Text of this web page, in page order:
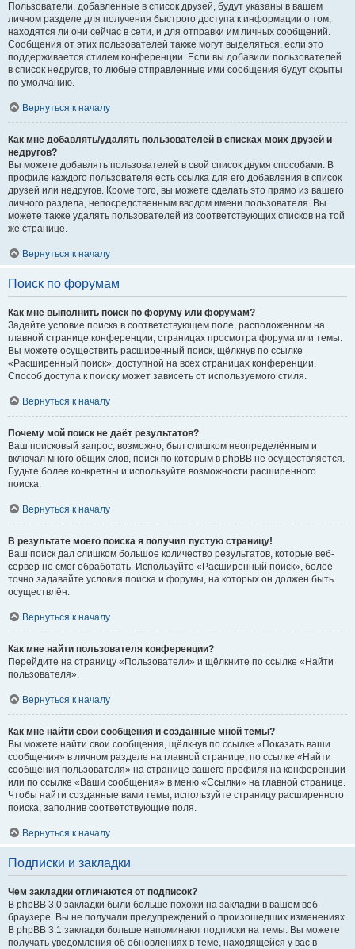
Пользователи, добавленные в список друзей, будут указаны в вашем
личном разделе для получения быстрого доступа к информации о том,
находятся ли они сейчас в сети, и для отправки им личных сообщений.
Сообщения от этих пользователей также могут выделяться, если это
поддерживается стилем конференции. Если вы добавили пользователей
в список недругов, то любые отправленные ими сообщения будут скрыты
по умолчанию.
Вернуться к началу
Как мне добавлять/удалять пользователей в списках моих друзей и
недругов?
Вы можете добавлять пользователей в свой список двумя способами. В
профиле каждого пользователя есть ссылка для его добавления в список
друзей или недругов. Кроме того, вы можете сделать это прямо из вашего
личного раздела, непосредственным вводом имени пользователя. Вы
можете также удалять пользователей из соответствующих списков на той
же странице.
Вернуться к началу
Поиск по форумам
Как мне выполнить поиск по форуму или форумам?
Задайте условие поиска в соответствующем поле, расположенном на
главной странице конференции, страницах просмотра форума или темы.
Вы можете осуществить расширенный поиск, щёлкнув по ссылке
«Расширенный поиск», доступной на всех страницах конференции.
Способ доступа к поиску может зависеть от используемого стиля.
Вернуться к началу
Почему мой поиск не даёт результатов?
Ваш поисковый запрос, возможно, был слишком неопределённым и
включал много общих слов, поиск по которым в phpBB не осуществляется.
Будьте более конкретны и используйте возможности расширенного
поиска.
Вернуться к началу
В результате моего поиска я получил пустую страницу!
Ваш поиск дал слишком большое количество результатов, которые веб-
сервер не смог обработать. Используйте «Расширенный поиск», более
точно задавайте условия поиска и форумы, на которых он должен быть
осуществлён.
Вернуться к началу
Как мне найти пользователя конференции?
Перейдите на страницу «Пользователи» и щёлкните по ссылке «Найти
пользователя».
Вернуться к началу
Как мне найти свои сообщения и созданные мной темы?
Вы можете найти свои сообщения, щёлкнув по ссылке «Показать ваши
сообщения» в личном разделе на главной странице, по ссылке «Найти
сообщения пользователя» на странице вашего профиля на конференции
или по ссылке «Ваши сообщения» в меню «Ссылки» на главной странице.
Чтобы найти созданные вами темы, используйте страницу расширенного
поиска, заполнив соответствующие поля.
Вернуться к началу
Подписки и закладки
Чем закладки отличаются от подписок?
В phpBB 3.0 закладки были больше похожи на закладки в вашем веб-
браузере. Вы не получали предупреждений о произошедших изменениях.
В phpBB 3.1 закладки больше напоминают подписки на темы. Вы можете
получать уведомления об обновлениях в теме, находящейся у вас в